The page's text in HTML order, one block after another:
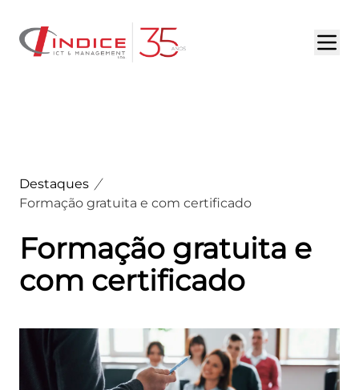
DESTAQUES
OPORTUNIDADES
EXTRANET
Destaques
Formação gratuita e com certificado
Formação gratuita e
com certificado